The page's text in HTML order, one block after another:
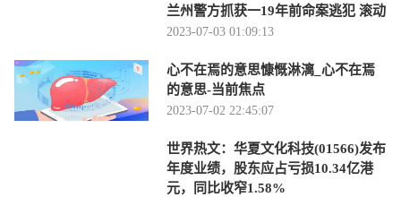
兰州警方抓获一19年前命案逃犯 滚动
2023-07-03 01:09:13
心不在焉的意思慷慨淋漓_心不在焉
的意思-当前焦点
2023-07-02 22:45:07
世界热文：华夏文化科技(01566)发布
年度业绩，股东应占亏损10.34亿港
元，同比收窄1.58%